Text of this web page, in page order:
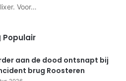
Voor…
Populair
aan de dood ontsnapt bij
brug Roosteren